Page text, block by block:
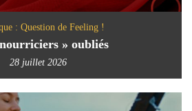
: Question de Feeling !
» oubliés
28 juillet 2026